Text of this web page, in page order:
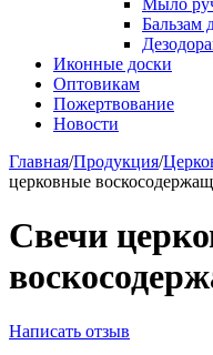
Мыло
Бальзам
Иконные доски
Оптовикам
Пожертвование
Новости
Главная/Продукция/
церковные
Свечи
Написать отзыв